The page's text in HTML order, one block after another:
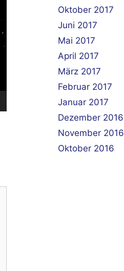
Oktober 2017
Juni 2017
Mai 2017
April 2017
März 2017
Februar 2017
Januar 2017
Dezember 2016
November 2016
Oktober 2016